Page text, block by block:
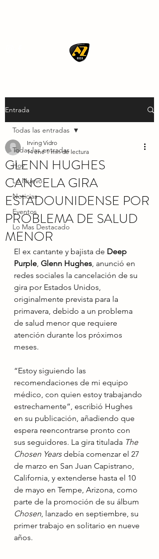
Entrada
Todas las entradas
Hoy
Lo Nuevo
Noticias
Eventos
Lo Mas Destacado
Todas las entradas
GLENN HUGHES
CANCELA GIRA
ESTADOUNIDENSE POR
PROBLEMA DE SALUD
MENOR
Irving Vidro
14 ene 1 min de lectura
El ex cantante y bajista de Deep
Purple, Glenn Hughes, anunció en
redes sociales la cancelación de su
gira por Estados Unidos,
originalmente prevista para la
primavera, debido a un problema
de salud menor que requiere
atención durante los próximos
meses.
“Estoy siguiendo las
recomendaciones de mi equipo
médico, con quien estoy trabajando
estrechamente”, escribió Hughes
en su publicación, añadiendo que
espera reencontrarse pronto con
sus seguidores. La gira titulada The
Chosen Years debía comenzar el 27
de marzo en San Juan Capistrano,
California, y extenderse hasta el 10
de mayo en Tempe, Arizona, como
parte de la promoción de su álbum
Chosen, lanzado en septiembre, su
primer trabajo en solitario en nueve
años.